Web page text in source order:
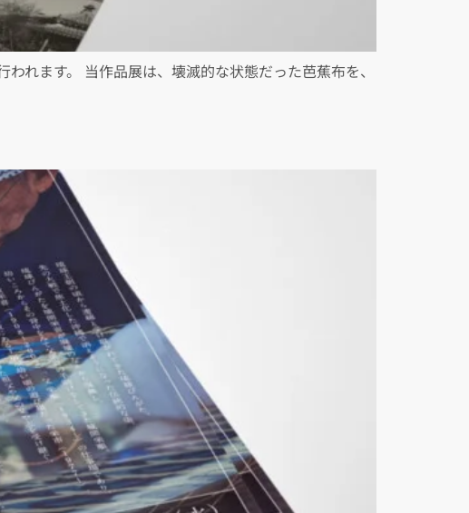
れます。 当作品展は、壊滅的な状態だった芭蕉布を、